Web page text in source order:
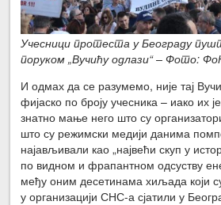
Учесници протеста у Београду
поруком „Вучићу одлази“ – Фото:
И одмах да се разумемо, није тај
фијаско по броју учесника – иако их
знатно мање него што су
што су режимски медији данима
најављивали као „највећи скуп у
по видном и фрапантном одсуству
међу оним десетинама хиљада који
у организацији СНС-а сјатили у